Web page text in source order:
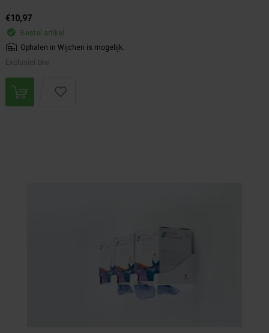
€10,97
Bestel artikel.
Ophalen in Wijchen is mogelijk.
Exclusief btw.